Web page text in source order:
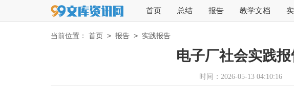
首页 总结 报告 教学文档
当前位置： 首页 > 报告 > 实践报告
电子厂社会实践报
时间：2026-05-13 04:10:16